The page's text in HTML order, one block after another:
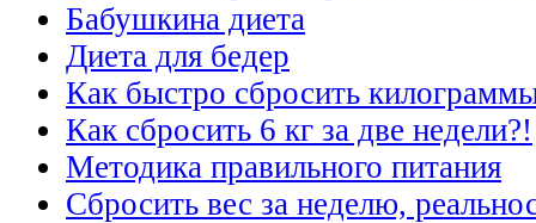
Бабушкина диета
Диета для бедер
Как быстро сбросить
Как сбросить 6 кг за две недели?!
Методика правильного питания
Сбросить вес за неделю,